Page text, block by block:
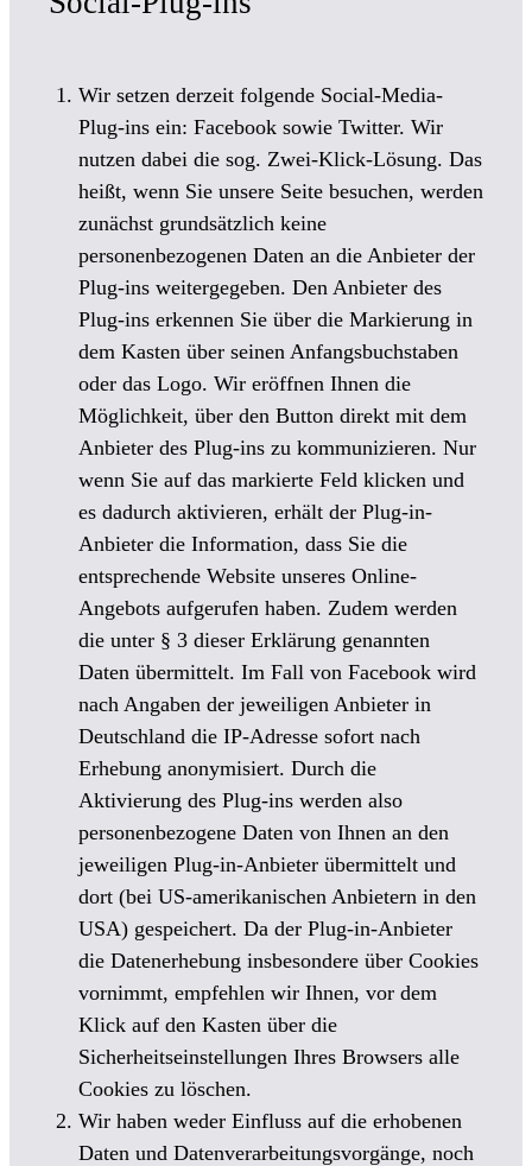
Wir setzen derzeit folgende Social-Media-
Plug-ins ein: Facebook sowie Twitter. Wir
nutzen dabei die sog. Zwei-Klick-Lösung. Das
heißt, wenn Sie unsere Seite besuchen, werden
zunächst grundsätzlich keine
personenbezogenen Daten an die Anbieter der
Plug-ins weitergegeben. Den Anbieter des
Plug-ins erkennen Sie über die Markierung in
dem Kasten über seinen Anfangsbuchstaben
oder das Logo. Wir eröffnen Ihnen die
Möglichkeit, über den Button direkt mit dem
Anbieter des Plug-ins zu kommunizieren. Nur
wenn Sie auf das markierte Feld klicken und
es dadurch aktivieren, erhält der Plug-in-
Anbieter die Information, dass Sie die
entsprechende Website unseres Online-
Angebots aufgerufen haben. Zudem werden
die unter § 3 dieser Erklärung genannten
Daten übermittelt. Im Fall von Facebook wird
nach Angaben der jeweiligen Anbieter in
Deutschland die IP-Adresse sofort nach
Erhebung anonymisiert. Durch die
Aktivierung des Plug-ins werden also
personenbezogene Daten von Ihnen an den
jeweiligen Plug-in-Anbieter übermittelt und
dort (bei US-amerikanischen Anbietern in den
USA) gespeichert. Da der Plug-in-Anbieter
die Datenerhebung insbesondere über Cookies
vornimmt, empfehlen wir Ihnen, vor dem
Klick auf den Kasten über die
Sicherheitseinstellungen Ihres Browsers alle
Cookies zu löschen.
Wir haben weder Einfluss auf die erhobenen
Daten und Datenverarbeitungsvorgänge, noch